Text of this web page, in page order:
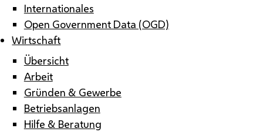
Internationales
Open Government Data (OGD)
Wirtschaft
Übersicht
Arbeit
Gründen & Gewerbe
Betriebsanlagen
Hilfe & Beratung